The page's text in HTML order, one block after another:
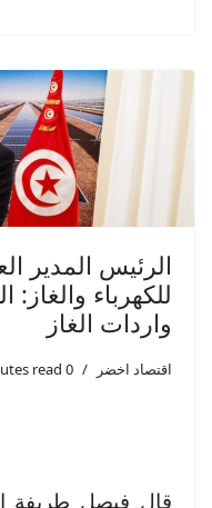
الرئيس المدير
للكهرباء
واردات الغاز
اقتصاد اخضر 0 minutes read
قال فيصل طريفة